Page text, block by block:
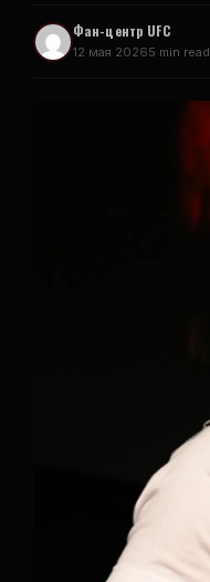
Фан-центр UFC
12 мая 20265 min read